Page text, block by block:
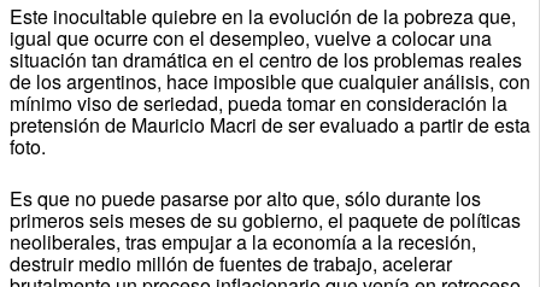
Este inocultable quiebre en la evolución de la pobreza que,
igual que ocurre con el desempleo, vuelve a colocar una
situación tan dramática en el centro de los problemas reales
de los argentinos, hace imposible que cualquier análisis, con
mínimo viso de seriedad, pueda tomar en consideración la
pretensión de Mauricio Macri de ser evaluado a partir de esta
foto.
Es que no puede pasarse por alto que, sólo durante los
primeros seis meses de su gobierno, el paquete de políticas
neoliberales, tras empujar a la economía a la recesión,
destruir medio millón de fuentes de trabajo, acelerar